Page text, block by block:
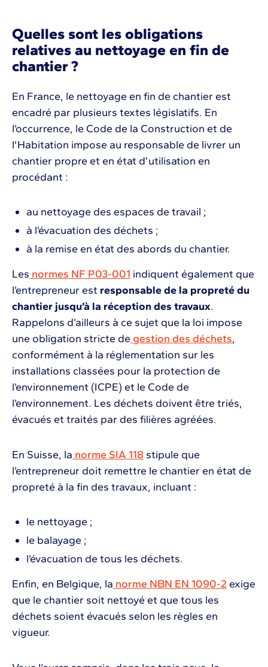
Quelles sont les obligations
relatives au nettoyage en fin de
chantier ?
En France, le nettoyage en fin de chantier est
encadré par plusieurs textes législatifs. En
l’occurrence, le Code de la Construction et de
l’Habitation impose au responsable de livrer un
chantier propre et en état d’utilisation en
procédant :
au nettoyage des espaces de travail ;
à l’évacuation des déchets ;
à la remise en état des abords du chantier.
Les normes NF P03-001 indiquent également que
l’entrepreneur est responsable de la propreté du
chantier jusqu’à la réception des travaux.
Rappelons d’ailleurs à ce sujet que la loi impose
une obligation stricte de gestion des déchets,
conformément à la réglementation sur les
installations classées pour la protection de
l’environnement (ICPE) et le Code de
l’environnement. Les déchets doivent être triés,
évacués et traités par des filières agréées.
En Suisse, la norme SIA 118 stipule que
l’entrepreneur doit remettre le chantier en état de
propreté à la fin des travaux, incluant :
le nettoyage ;
le balayage ;
l’évacuation de tous les déchets.
Enfin, en Belgique, la norme NBN EN 1090-2 exige
que le chantier soit nettoyé et que tous les
déchets soient évacués selon les règles en
vigueur.